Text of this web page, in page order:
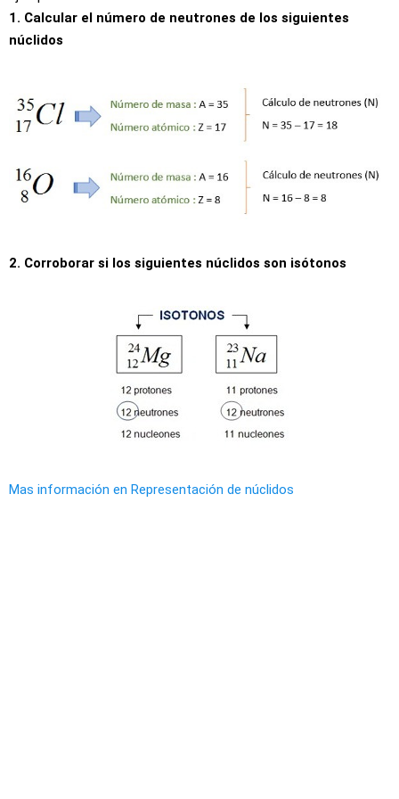
1. Calcular el número de neutrones de los siguientes
núclidos
2. Corroborar si los siguientes núclidos son isótonos
Mas información en Representación de núclidos